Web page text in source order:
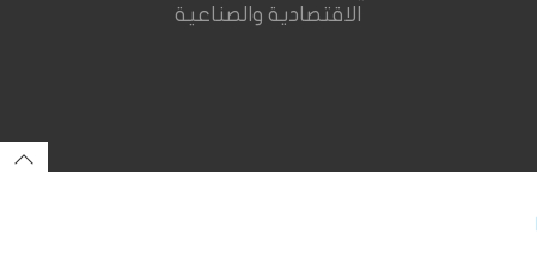
الاقتصادية والصناعية